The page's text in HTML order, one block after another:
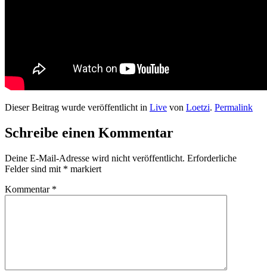
Dieser Beitrag wurde veröffentlicht in Live von Loetzi. Permalink
Schreibe einen Kommentar
Deine E-Mail-Adresse wird nicht veröffentlicht. Erforderliche
Felder sind mit * markiert
Kommentar *